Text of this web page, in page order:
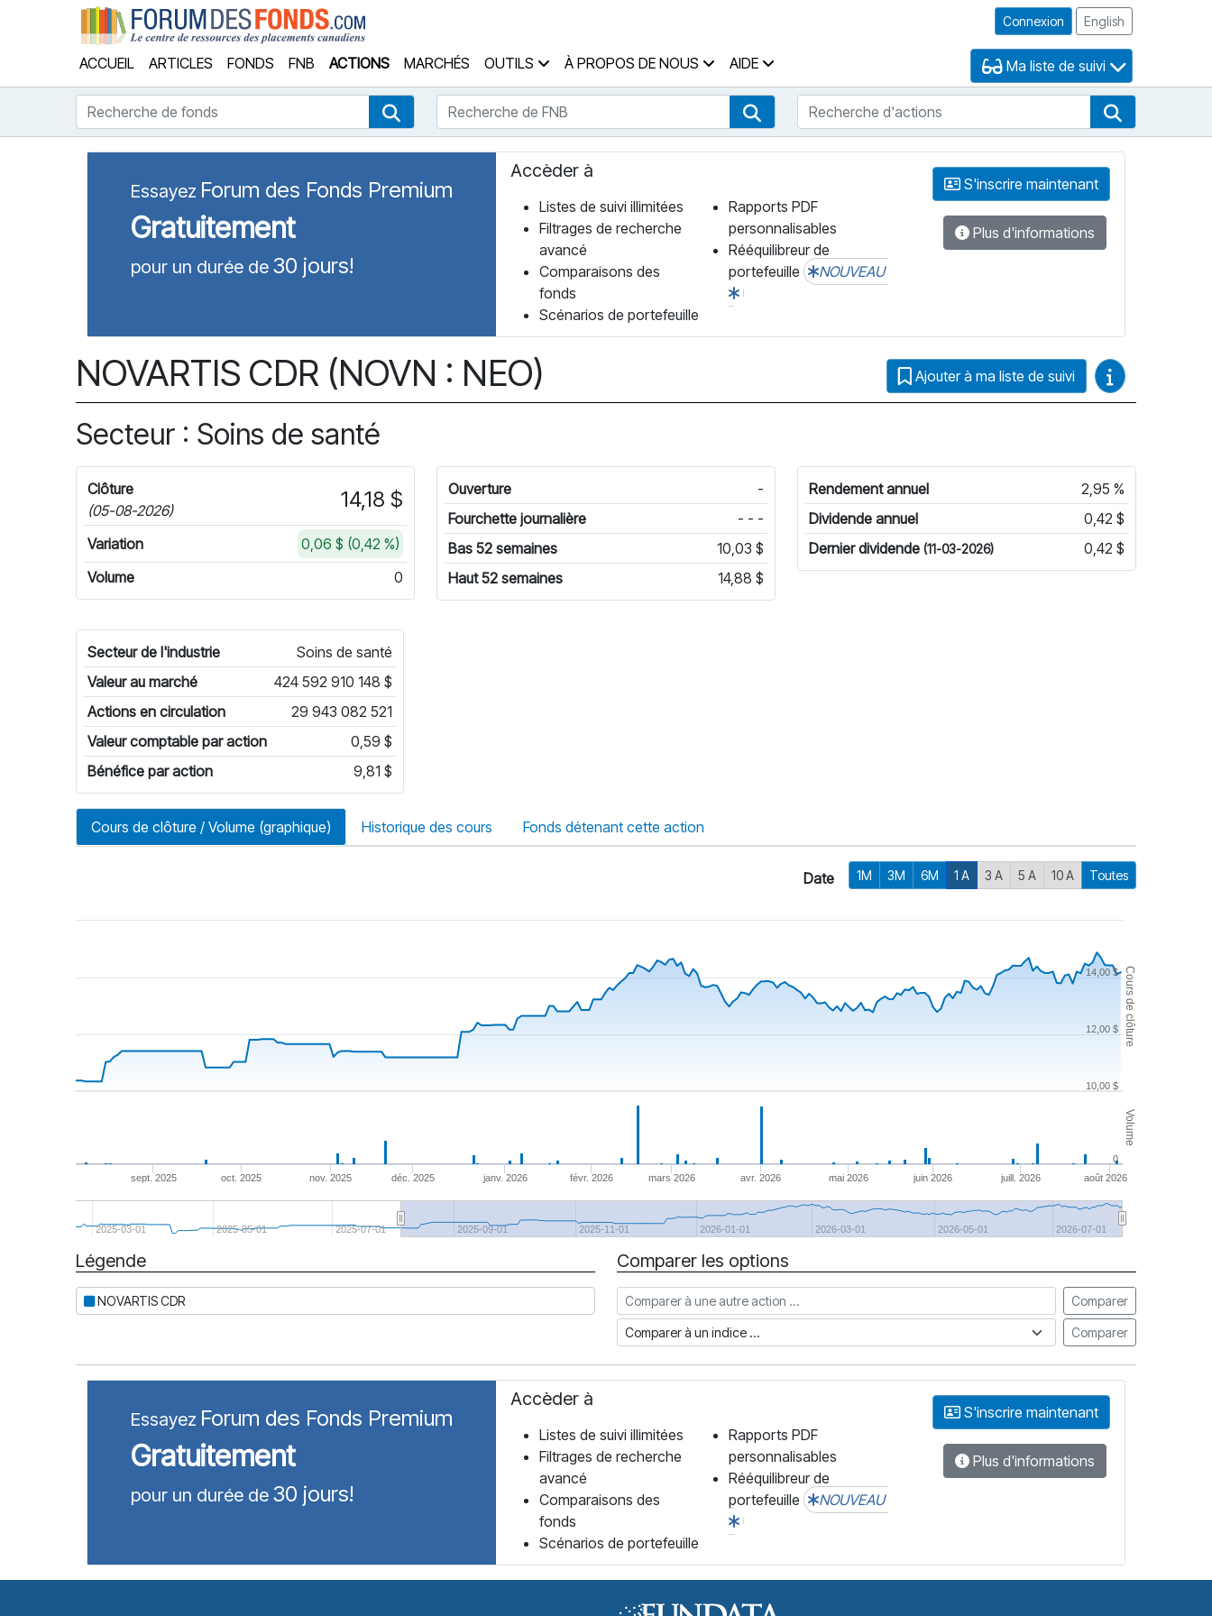
Connexion English
ACCUEIL ARTICLES FONDS FNB ACTIONS MARCHÉS OUTILS À PROPOS DE NOUS AIDE Ma liste de suivi
Recherche de fonds Recherche de fonds
Recherche de FNB Recherche de FNB
Recherche d'actions
Essayez Forum des Fonds Premium
Gratuitement
pour un durée de 30 jours!
Accèder à
Listes de suivi illimitées
Filtrages de recherche
avancé
Comparaisons des
fonds
Scénarios de portefeuille
Rapports PDF
personnalisables
Rééquilibreur de
portefeuille
NOUVEAU
S'inscrire maintenant
Plus d'informations
NOVARTIS CDR (NOVN : NEO) Ajouter à ma liste de suivi Guides vidéo
Secteur : Soins de santé
Clôture
(05-08-2026)
14,18 $
Variation
0,06 $ (0,42 %)
Volume
0
Ouverture
-
Fourchette journalière
- - -
Bas 52 semaines
10,03 $
Haut 52 semaines
14,88 $
Rendement annuel
2,95 %
Dividende annuel
0,42 $
Dernier dividende (11-03-2026) 0,42 $
Secteur de l'industrie
Soins de santé
Valeur au marché
424 592 910 148 $
Actions en circulation
29 943 082 521
Valeur comptable par action
0,59 $
Bénéfice par action
9,81 $
Cours de clôture / Volume (graphique) Historique des cours Fonds détenant cette action
Date 1M 3M 6M 1 A 3 A 5 A 10 A Toutes
Cours de clôture
Volume
sept. 2025 oct. 2025 nov. 2025 déc. 2025 janv. 2026 févr. 2026 mars 2026 avr. 2026 mai 2026 juin 2026 juill. 2026 août 2026
2025-03-01 2025-05-01 2025-07-01 2025-09-01 2025-11-01 2026-01-01 2026-03-01 2026-05-01 2026-07-01
10,00 $
12,00 $
14,00 $
0
Date
Légende
NOVARTIS CDR
Comparer les options
Comparer à une autre action Comparer
Comparer à un indice Comparer
Essayez Forum des Fonds Premium
Gratuitement
pour un durée de 30 jours!
Accèder à
Listes de suivi illimitées
Filtrages de recherche
avancé
Comparaisons des
fonds
Scénarios de portefeuille
Rapports PDF
personnalisables
Rééquilibreur de
portefeuille
NOUVEAU
S'inscrire maintenant
Plus d'informations
Forum des Fonds Accueil